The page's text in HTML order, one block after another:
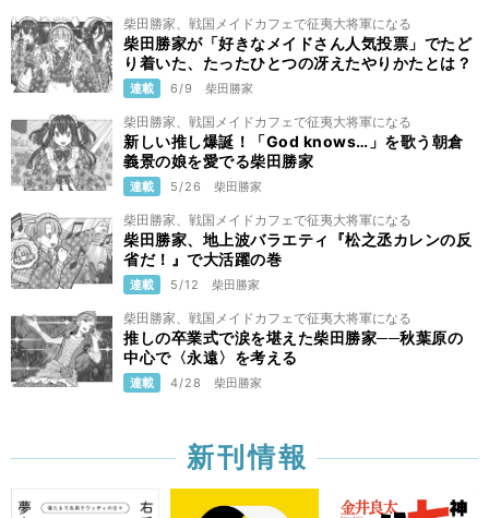
柴田勝家、戦国メイドカフェで征夷大将軍になる
柴田勝家が「好きなメイドさん人気投票」でたど
り着いた、たったひとつの冴えたやりかたとは？
連載 6/9 柴田勝家
柴田勝家、戦国メイドカフェで征夷大将軍になる
新しい推し爆誕！「God knows…」を歌う朝倉
義景の娘を愛でる柴田勝家
連載 5/26 柴田勝家
柴田勝家、戦国メイドカフェで征夷大将軍になる
柴田勝家、地上波バラエティ『松之丞カレンの反
省だ！』で大活躍の巻
連載 5/12 柴田勝家
柴田勝家、戦国メイドカフェで征夷大将軍になる
推しの卒業式で涙を堪えた柴田勝家──秋葉原の
中心で〈永遠〉を考える
連載 4/28 柴田勝家
新刊情報